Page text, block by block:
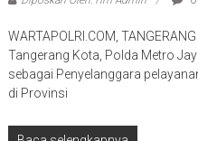
WARTAPOLRI.COM,
Tangerang Kota, Polda Metro
sebagai Penyelanggara
di Provinsi